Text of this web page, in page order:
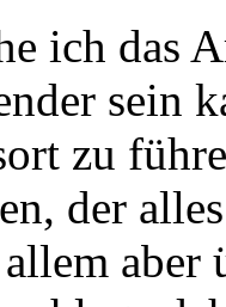
ich das
sein
zu
der
aber